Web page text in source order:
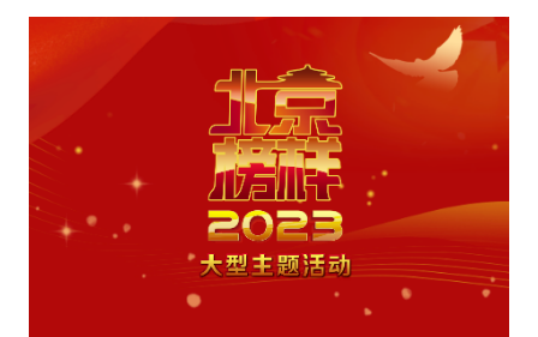
未成年人思想道德建设
身边好人
文明评论
北京宣传文化引导基金
宣传思想文化人才